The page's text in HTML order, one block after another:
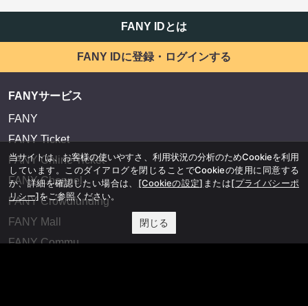
FANY IDとは
FANY IDに登録・ログインする
FANYサービス
FANY
FANY Ticket
FANY Online Ticket
FANY Channel
FANY Crowdfunding
FANY Mall
FANY Commu
当サイトは、お客様の使いやすさ、利用状況の分析のためCookieを利用
しています。このダイアログを閉じることでCookieの使用に同意する
か、詳細を確認したい場合は、 [Cookieの設定] または[プライバシーポ
リシー]をご参照ください。
閉じる